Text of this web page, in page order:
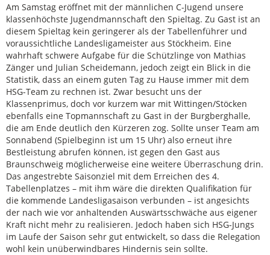
Am Samstag eröffnet mit der männlichen C-Jugend unsere
klassenhöchste Jugendmannschaft den Spieltag. Zu Gast ist an
diesem Spieltag kein geringerer als der Tabellenführer und
voraussichtliche Landesligameister aus Stöckheim. Eine
wahrhaft schwere Aufgabe für die Schützlinge von Mathias
Zänger und Julian Scheidemann, jedoch zeigt ein Blick in die
Statistik, dass an einem guten Tag zu Hause immer mit dem
HSG-Team zu rechnen ist. Zwar besucht uns der
Klassenprimus, doch vor kurzem war mit Wittingen/Stöcken
ebenfalls eine Topmannschaft zu Gast in der Burgberghalle,
die am Ende deutlich den Kürzeren zog. Sollte unser Team am
Sonnabend (Spielbeginn ist um 15 Uhr) also erneut ihre
Bestleistung abrufen können, ist gegen den Gast aus
Braunschweig möglicherweise eine weitere Überraschung drin.
Das angestrebte Saisonziel mit dem Erreichen des 4.
Tabellenplatzes – mit ihm wäre die direkten Qualifikation für
die kommende Landesligasaison verbunden – ist angesichts
der nach wie vor anhaltenden Auswärtsschwäche aus eigener
Kraft nicht mehr zu realisieren. Jedoch haben sich HSG-Jungs
im Laufe der Saison sehr gut entwickelt, so dass die Relegation
wohl kein unüberwindbares Hindernis sein sollte.